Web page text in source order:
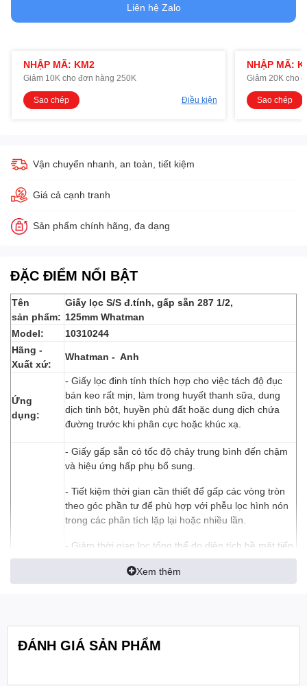
Liên hệ Zalo
NHẬP MÃ: KM2
Giảm 10K cho đơn hàng 250K
Sao chép Điều kiện
NHẬP MÃ:
Giảm 20K cho
Sao chép
Vận chuyển nhanh, an toàn, tiết kiệm
Giá cả cạnh tranh
Sản phẩm chính hãng, đa dạng
ĐẶC ĐIỂM NỔI BẬT
Tên
sản phẩm:
Giấy lọc S/S đ.tính, gấp sẵn 287 1/2,
125mm Whatman
Model:
10310244
Hãng -
Xuất xứ:
Whatman - Anh
Ứng
dụng:
- Giấy lọc đinh tính thích hợp cho việc tách độ đục
bán keo rất mịn, làm trong huyết thanh sữa, dung
dịch tinh bột, huyền phù đất hoặc dung dịch chứa
đường trước khi phân cực hoặc khúc xạ.
Tính năng:
- Giấy gấp sẵn có tốc độ chảy trung bình đến chậm
và hiệu ứng hấp phụ bổ sung.
- Tiết kiệm thời gian cần thiết để gấp các vòng tròn
theo góc phần tư để phù hợp với phễu lọc hình nón
trong các phân tích lặp lại hoặc nhiều lần.
- Giảm thời gian lọc tổng thể do diện tích bề mặt tiếp
xúc tăng thêm; quá trình chậm lại bình thường của
tốc độ lọc do tải hạt bị trì hoãn.
- Duy trì lưu lượng nhờ giảm tiếp xúc giữa giấy lọc
với thành phễu và hình dạng tự hỗ trợ của bộ lọc.
Xem thêm
ĐÁNH GIÁ SẢN PHẨM